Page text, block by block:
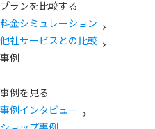
プランを比較する
料金シミュレーション
他社サービスとの比較
事例
事例を見る
事例インタビュー